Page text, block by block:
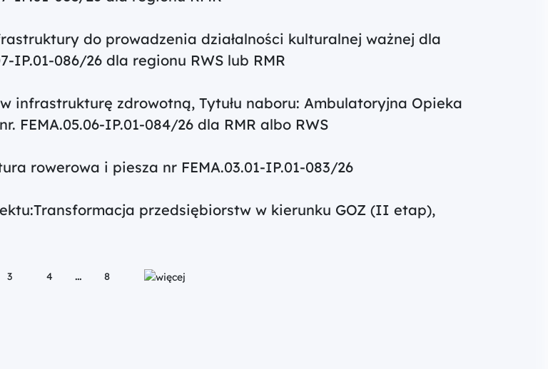
do prowadzenia działalności kulturalnej ważnej dla
IP.01-086/26 dla regionu RWS lub RMR
infrastrukturę zdrowotną, Tytułu naboru: Ambulatoryjna Opieka
FEMA.05.06-IP.01-084/26 dla RMR albo RWS
rowerowa i piesza nr FEMA.03.01-IP.01-083/26
przedsiębiorstw w kierunku GOZ (II etap),
3 4 … 8